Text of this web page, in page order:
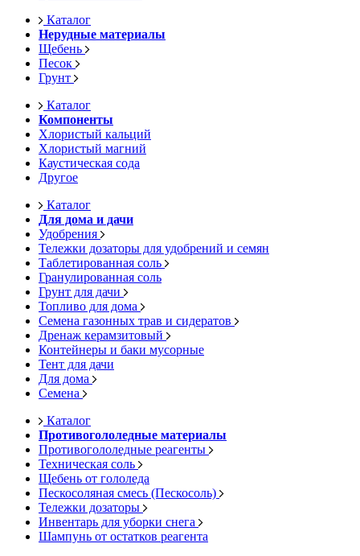
Каталог
Нерудные материалы
Щебень
Песок
Грунт
Каталог
Компоненты
Хлористый кальций
Хлористый магний
Каустическая сода
Другое
Каталог
Для дома и дачи
Удобрения
Тележки дозаторы для удобрений и семян
Таблетированная соль
Гранулированная соль
Грунт для дачи
Топливо для дома
Семена газонных трав и сидератов
Дренаж керамзитовый
Контейнеры и баки мусорные
Тент для дачи
Для дома
Семена
Каталог
Противогололедные материалы
Противогололедные реагенты
Техническая соль
Щебень от гололеда
Пескосоляная смесь (Пескосоль)
Тележки дозаторы
Инвентарь для уборки снега
Шампунь от остатков реагента